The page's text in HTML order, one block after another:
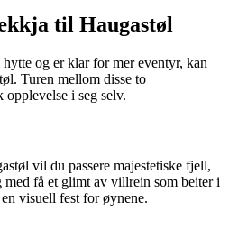
til Haugastøl
og er klar for mer eventyr, kan
Turen mellom disse to
opplevelse i seg selv.
vil du passere majestetiske fjell,
få et glimt av villrein som beiter i
visuell fest for øynene.